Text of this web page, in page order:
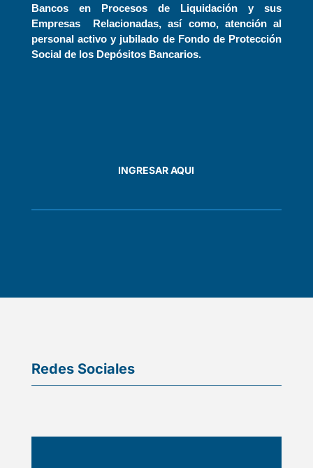
Bancos en Procesos de Liquidación y sus
Empresas Relacionadas, así como, atención al
personal activo y jubilado de Fondo de Protección
Social de los Depósitos Bancarios.
INGRESAR AQUI
Redes Sociales